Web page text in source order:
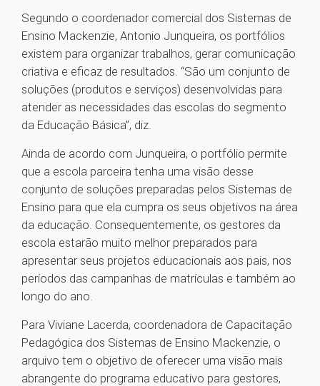
Segundo o coordenador comercial dos Sistemas de
Ensino Mackenzie, Antonio Junqueira, os portfólios
existem para organizar trabalhos, gerar comunicação
criativa e eficaz de resultados. “São um conjunto de
soluções (produtos e serviços) desenvolvidas para
atender as necessidades das escolas do segmento
da Educação Básica”, diz.
Ainda de acordo com Junqueira, o portfólio permite
que a escola parceira tenha uma visão desse
conjunto de soluções preparadas pelos Sistemas de
Ensino para que ela cumpra os seus objetivos na área
da educação. Consequentemente, os gestores da
escola estarão muito melhor preparados para
apresentar seus projetos educacionais aos pais, nos
períodos das campanhas de matrículas e também ao
longo do ano.
Para Viviane Lacerda, coordenadora de Capacitação
Pedagógica dos Sistemas de Ensino Mackenzie, o
arquivo tem o objetivo de oferecer uma visão mais
abrangente do programa educativo para gestores,